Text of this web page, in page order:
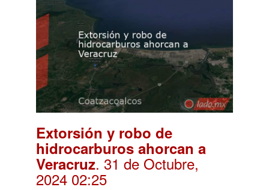
Extorsión y robo de
hidrocarburos ahorcan a
Veracruz. 31 de Octubre,
2024 02:25